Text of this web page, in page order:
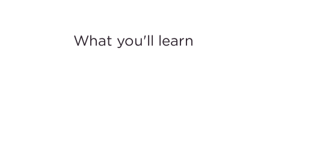
What you'll learn